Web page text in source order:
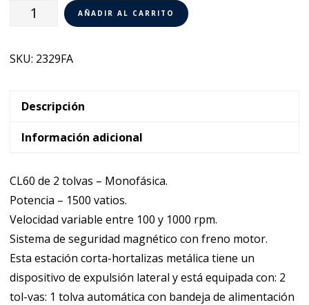
Corta
60
Robot
2329FA
cantidad
AÑADIR AL CARRITO
SKU: 2329FA
Descripción
Información adicional
CL60 de 2 tolvas – Monofásica.
Potencia – 1500 vatios.
Velocidad variable entre 100 y 1000 rpm.
Sistema de seguridad magnético con freno motor.
Esta estación corta-hortalizas metálica tiene un
dispositivo de expulsión lateral y está equipada con: 2
tol-vas: 1 tolva automática con bandeja de alimentación